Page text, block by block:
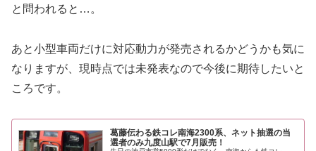
と問われると…。
あと小型車両だけに対応動力が発売されるかどうかも気に
なりますが、現時点では未発表なので今後に期待したいと
ころです。
葛藤伝わる鉄コレ南海2300系、ネット抽選の当
選者のみ九度山駅で7月販売！